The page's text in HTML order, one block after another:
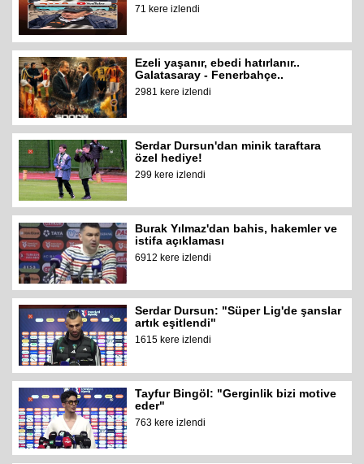
71 kere izlendi
Ezeli yaşanır, ebedi hatırlanır..
Galatasaray - Fenerbahçe..
2981 kere izlendi
Serdar Dursun'dan minik taraftara
özel hediye!
299 kere izlendi
Burak Yılmaz'dan bahis, hakemler ve
istifa açıklaması
6912 kere izlendi
Serdar Dursun: "Süper Lig'de şanslar
artık eşitlendi"
1615 kere izlendi
Tayfur Bingöl: "Gerginlik bizi motive
eder"
763 kere izlendi